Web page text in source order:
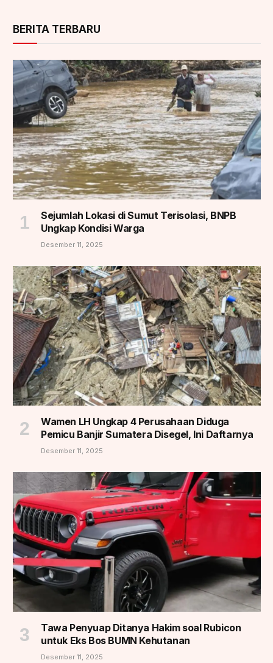
BERITA TERBARU
Sejumlah Lokasi di Sumut Terisolasi, BNPB
Ungkap Kondisi Warga
Desember 11, 2025
Wamen LH Ungkap 4 Perusahaan Diduga
Pemicu Banjir Sumatera Disegel, Ini Daftarnya
Desember 11, 2025
Tawa Penyuap Ditanya Hakim soal Rubicon
untuk Eks Bos BUMN Kehutanan
Desember 11, 2025